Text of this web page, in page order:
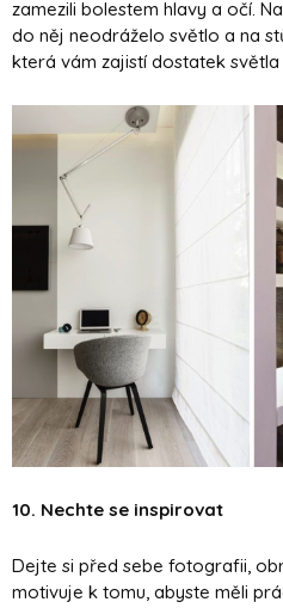
zamezili bolestem hlavy a očí.
do něj neodráželo světlo a na
která vám zajistí dostatek
10. Nechte se inspirovat
Dejte si před sebe fotografii,
motivuje k tomu, abyste měli